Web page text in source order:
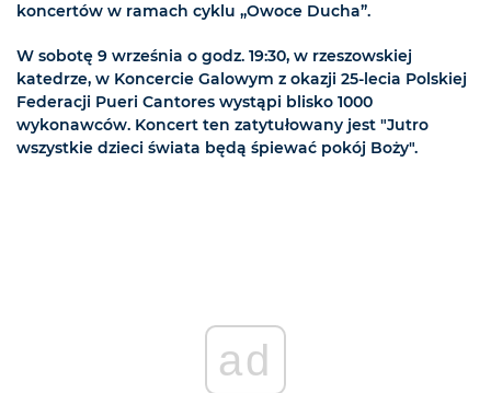
koncertów w ramach cyklu „Owoce Ducha”.
W sobotę 9 września o godz. 19:30, w rzeszowskiej
katedrze, w Koncercie Galowym z okazji 25-lecia Polskiej
Federacji Pueri Cantores wystąpi blisko 1000
wykonawców. Koncert ten zatytułowany jest "Jutro
wszystkie dzieci świata będą śpiewać pokój Boży".
ad